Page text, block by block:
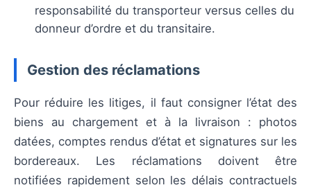
responsabilité du transporteur versus celles du
donneur d’ordre et du transitaire.
Gestion des réclamations
Pour réduire les litiges, il faut consigner l’état des
biens au chargement et à la livraison : photos
datées, comptes rendus d’état et signatures sur les
bordereaux. Les réclamations doivent être
notifiées rapidement selon les délais contractuels